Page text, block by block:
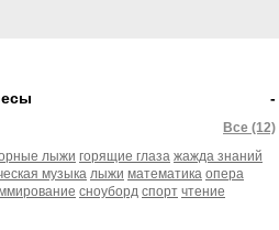
-
Все (12)
лыжи горящие глаза жажда знаний
музыка лыжи математика опера
сноуборд спорт чтение